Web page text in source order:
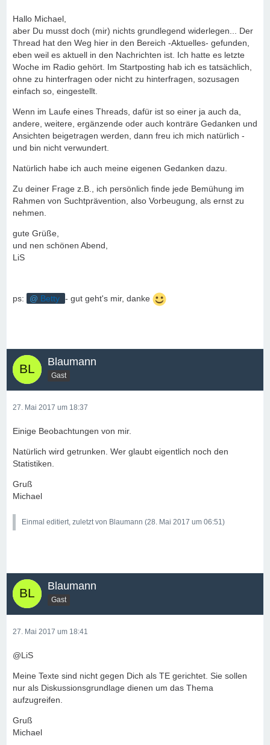
Hallo Michael,
aber Du musst doch (mir) nichts grundlegend widerlegen... Der
Thread hat den Weg hier in den Bereich -Aktuelles- gefunden,
eben weil es aktuell in den Nachrichten ist. Ich hatte es letzte
Woche im Radio gehört. Im Startposting hab ich es tatsächlich,
ohne zu hinterfragen oder nicht zu hinterfragen, sozusagen
einfach so, eingestellt.
Wenn im Laufe eines Threads, dafür ist so einer ja auch da,
andere, weitere, ergänzende oder auch konträre Gedanken und
Ansichten beigetragen werden, dann freu ich mich natürlich -
und bin nicht verwundert.
Natürlich habe ich auch meine eigenen Gedanken dazu.
Zu deiner Frage z.B., ich persönlich finde jede Bemühung im
Rahmen von Suchtprävention, also Vorbeugung, als ernst zu
nehmen.
gute Grüße,
und nen schönen Abend,
LiS
ps: Betty - gut geht's mir, danke
Blaumann
Gast
27. Mai 2017 um 18:37
Einige Beobachtungen von mir.
Natürlich wird getrunken. Wer glaubt eigentlich noch den
Statistiken.
Gruß
Michael
Einmal editiert, zuletzt von Blaumann (28. Mai 2017 um 06:51)
Blaumann
Gast
27. Mai 2017 um 18:41
@LiS
Meine Texte sind nicht gegen Dich als TE gerichtet. Sie sollen
nur als Diskussionsgrundlage dienen um das Thema
aufzugreifen.
Gruß
Michael